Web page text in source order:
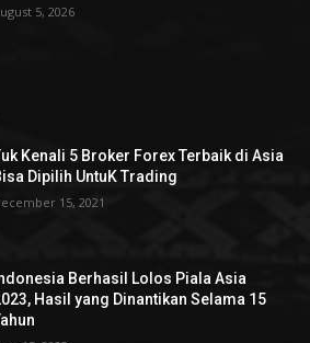
5, 2026
Kenali 5 Broker Forex Terbaik di Asia
Dipilih UntuK Trading
15, 2021
Berhasil Lolos Piala Asia
Hasil yang Dinantikan Selama 15